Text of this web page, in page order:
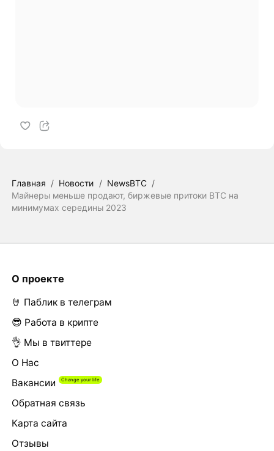
Главная / Новости / NewsBTC /
Майнеры меньше продают, биржевые притоки BTC на
минимумах середины 2023
О проекте
🤘 Паблик в телеграм
😎 Работа в крипте
👌 Мы в твиттере
О Нас
Вакансии
Обратная связь
Карта сайта
Отзывы